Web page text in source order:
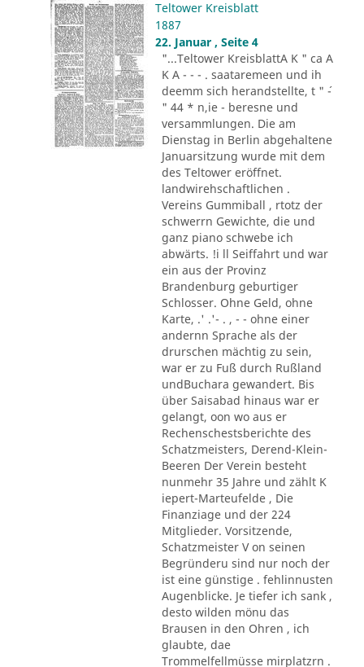
Teltower Kreisblatt
1887
22. Januar , Seite 4
"...Teltower KreisblattA K " ca A
K A - - - . saataremeen und ih
deemm sich herandstellte, t " ´-
" 44 * n,ie - beresne und
versammlungen. Die am
Dienstag in Berlin abgehaltene
Januarsitzung wurde mit dem
des Teltower eröffnet.
landwirehschaftlichen .
Vereins Gummiball , rtotz der
schwerrn Gewichte, die und
ganz piano schwebe ich
abwärts. !i ll Seiffahrt und war
ein aus der Provinz
Brandenburg geburtiger
Schlosser. Ohne Geld, ohne
Karte, .' .'- . , - - ohne einer
andernn Sprache als der
drurschen mächtig zu sein,
war er zu Fuß durch Rußland
undBuchara gewandert. Bis
über Saisabad hinaus war er
gelangt, oon wo aus er
Rechenschestsberichte des
Schatzmeisters, Derend-Klein-
Beeren Der Verein besteht
nunmehr 35 Jahre und zählt K
iepert-Marteufelde , Die
Finanziage und der 224
Mitglieder. Vorsitzende,
Schatzmeister V on seinen
Begründeru sind nur noch der
ist eine günstige . fehlinnusten
Augenblicke. Je tiefer ich sank ,
desto wilden mönu das
Brausen in den Ohren , ich
glaubte, dae
Trommelfellmüsse mirplatzrn .